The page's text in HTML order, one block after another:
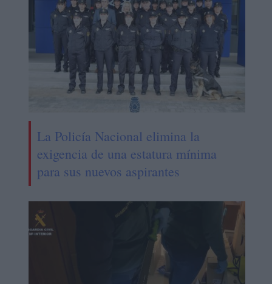
La Policía Nacional elimina la
exigencia de una estatura mínima
para sus nuevos aspirantes